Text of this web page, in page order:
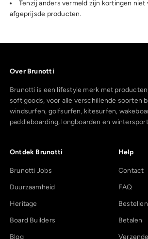
Tenzij anders vermeld zijn kortingen niet
afgeprijsde producten.
Over Brunotti
Brunotti is een lifestyle merk met
soft goods, voor alle verschillende soorten
windsurfen, golfsurfen, kitesurfen,
paddleboarding, longboarden en
Ontdek Brunotti
Brunotti Jobs
Duurzaamheid
Heritage
Board Builders
Blog
Help
Contact
FAQ
Bestellen
Betalen